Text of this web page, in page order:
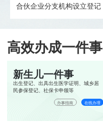
合伙企业分支机构设立登记
高效办成一件事
新生儿一件事
出生登记、出具出生医学证明、城乡居
民参保登记、社保卡申领等
办事指南 在线办理